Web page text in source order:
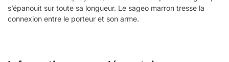
s’épanouit sur toute sa longueur. Le sageo marron tresse la
connexion entre le porteur et son arme.